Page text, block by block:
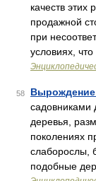
качеств
продажной
при
условиях, что
58
садовниками
деревья,
поколениях
слаборослы,
подобные